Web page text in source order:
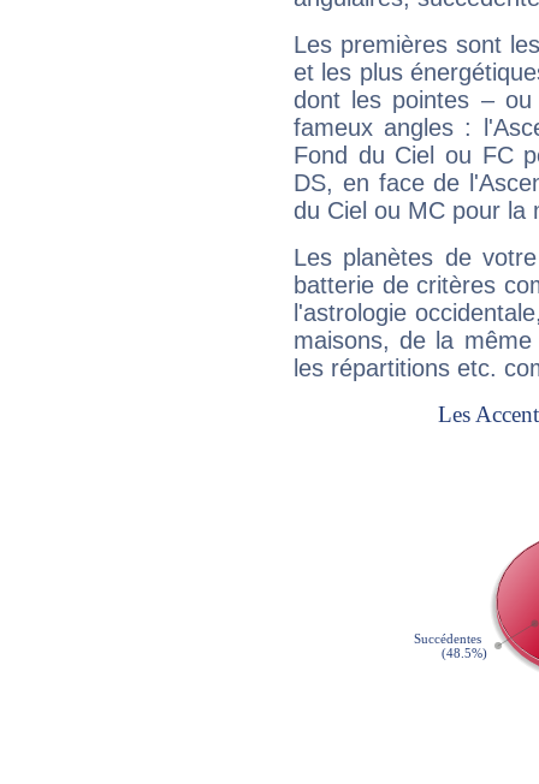
Les premières sont
et les plus
dont les pointes –
fameux angles :
Fond du Ciel ou FC
DS, en face de
du Ciel ou MC pour la
Les planètes de
batterie de critères
l'astrologie
maisons, de la
les répartitions etc.